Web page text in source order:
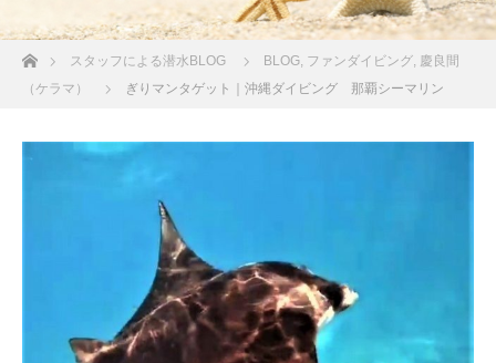
ホームスタッフによる潜水BLOG BLOG, ファンダイビング, 慶良間
（ケラマ）
ぎりマンタゲット｜沖縄ダイビング 那覇シーマリン